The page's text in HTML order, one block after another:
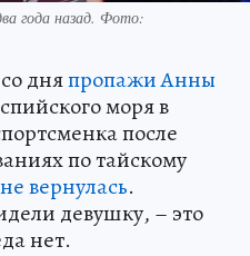
года назад. Фото:
дняпропажи Анны
моря в
после
по тайскому
вернулась.
девушку, – это
нет.